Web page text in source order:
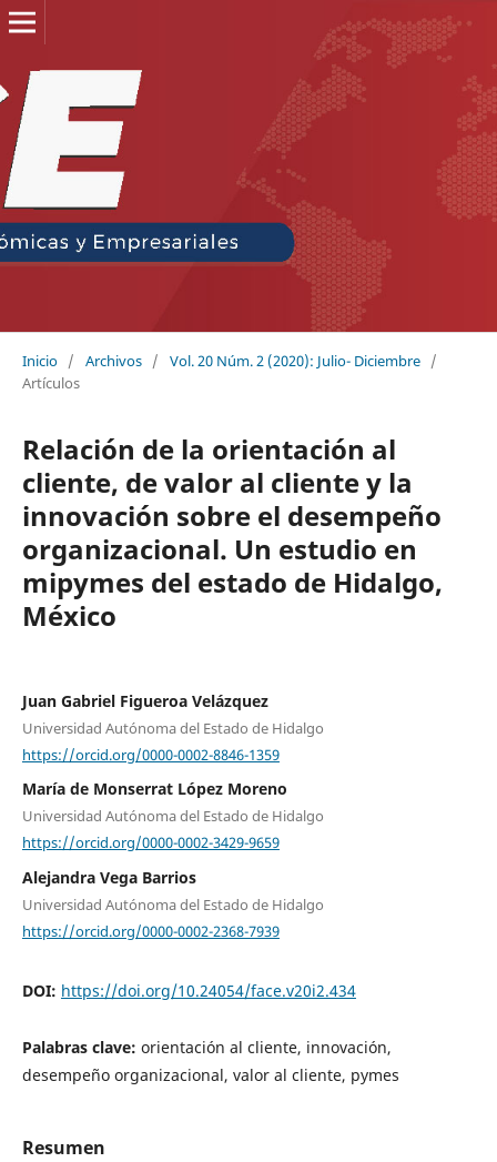
Inicio / Archivos / Vol. 20 Núm. 2 (2020): Julio- Diciembre /
Artículos
Relación de la orientación al
cliente, de valor al cliente y la
innovación sobre el desempeño
organizacional. Un estudio en
mipymes del estado de Hidalgo,
México
Juan Gabriel Figueroa Velázquez
Universidad Autónoma del Estado de Hidalgo
https://orcid.org/0000-0002-8846-1359
María de Monserrat López Moreno
Universidad Autónoma del Estado de Hidalgo
https://orcid.org/0000-0002-3429-9659
Alejandra Vega Barrios
Universidad Autónoma del Estado de Hidalgo
https://orcid.org/0000-0002-2368-7939
DOI: https://doi.org/10.24054/face.v20i2.434
Palabras clave: orientación al cliente, innovación,
desempeño organizacional, valor al cliente, pymes
Resumen